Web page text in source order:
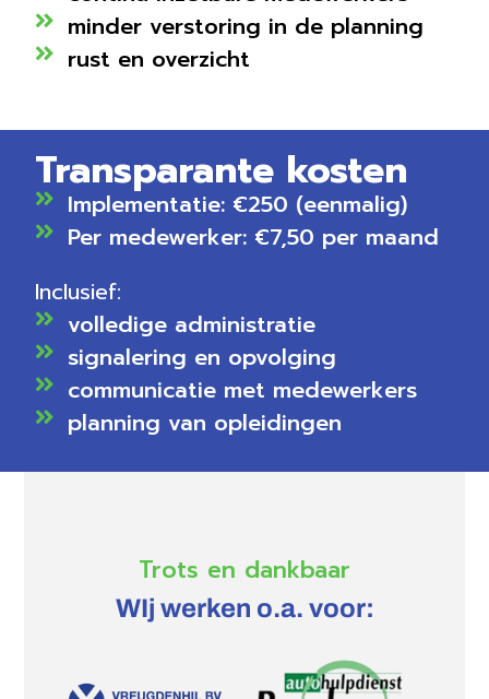
minder verstoring in de planning
rust en overzicht
Transparante kosten
Implementatie: €250 (eenmalig)
Per medewerker: €7,50 per maand
Inclusief:
volledige administratie
signalering en opvolging
communicatie met medewerkers
planning van opleidingen
Trots en dankbaar
WIj werken o.a. voor: